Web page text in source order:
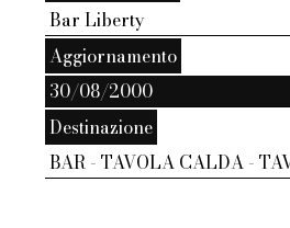
Bar Liberty
Aggiornamento
30/08/2000
Destinazione
BAR - TAVOLA CALDA -